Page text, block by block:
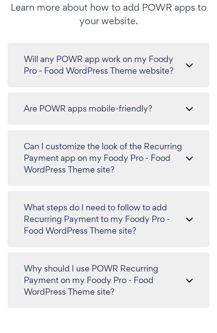
Learn more about how to add POWR apps to
your website.
Will any POWR app work on my Foody
Pro - Food WordPress Theme website?
Are POWR apps mobile-friendly?
Can I customize the look of the Recurring
Payment app on my Foody Pro - Food
WordPress Theme site?
What steps do I need to follow to add
Recurring Payment to my Foody Pro -
Food WordPress Theme site?
Why should I use POWR Recurring
Payment on my Foody Pro - Food
WordPress Theme site?